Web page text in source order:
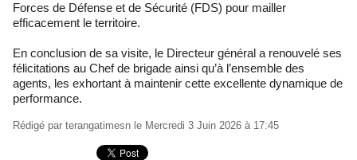
Forces de Défense et de Sécurité (FDS) pour mailler
efficacement le territoire.
En conclusion de sa visite, le Directeur général a renouvelé ses
félicitations au Chef de brigade ainsi qu’à l’ensemble des
agents, les exhortant à maintenir cette excellente dynamique de
performance.
Rédigé par terangatimesn le Mercredi 3 Juin 2026 à 17:45